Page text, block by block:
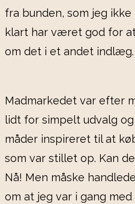
fra bunden, som jeg
klart har været god for
om det i et andet indlæg.
Madmarkedet var efter
lidt for simpelt udvalg
måder inspireret til at
som var stillet op. Kan
Nå! Men måske
om at jeg var i gang